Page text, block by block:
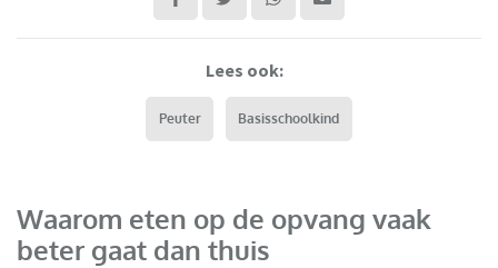
Lees ook:
Peuter Basisschoolkind
Waarom eten op de opvang vaak
beter gaat dan thuis